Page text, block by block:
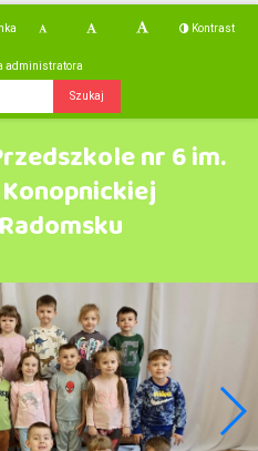
Kontrast
administratora
nr 6 im.